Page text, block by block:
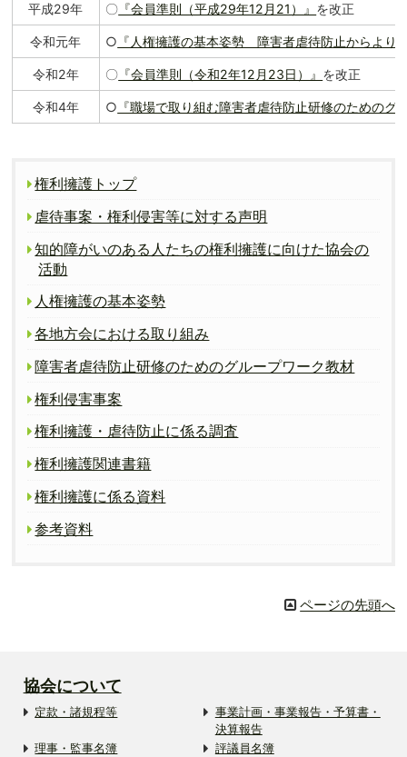
平成29年 〇 『会員準則（平成29年12月21）』 を改正
令和元年 ○ 『人権擁護の基本姿勢 障害者虐待防止からより
令和2年 〇 『会員準則（令和2年12月23日）』 を改正
令和4年 ○ 『職場で取り組む障害者虐待防止研修のためのグ
権利擁護トップ
虐待事案・権利侵害等に対する声明
知的障がいのある人たちの権利擁護に向けた協会の
活動
人権擁護の基本姿勢
各地方会における取り組み
障害者虐待防止研修のためのグループワーク教材
権利侵害事案
権利擁護・虐待防止に係る調査
権利擁護関連書籍
権利擁護に係る資料
参考資料
ページの先頭へ
協会について
定款・諸規程等
事業計画・事業報告・予算書・
決算報告
理事・監事名簿
評議員名簿